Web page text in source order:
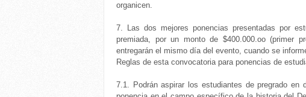
organicen.
7. Las dos mejores ponencias presentadas por
premiada, por un monto de $400.000.oo (primer
entregarán el mismo día del evento, cuando se
Reglas de esta convocatoria para ponencias de
7.1. Podrán aspirar los estudiantes de pregrado